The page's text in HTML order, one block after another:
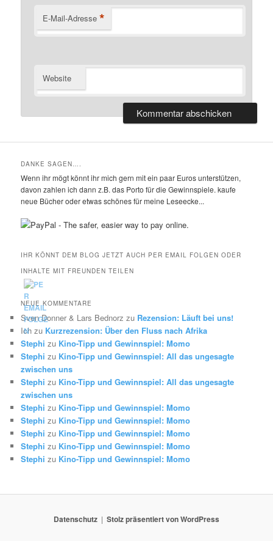
E-Mail-Adresse *
Website
DANKE SAGEN….
Wenn ihr mögt könnt ihr mich gern mit ein paar Euros unterstützen,
davon zahlen ich dann z.B. das Porto für die Gewinnspiele. kaufe
neue Bücher oder etwas schönes für meine Leseecke...
IHR KÖNNT DEM BLOG JETZT AUCH PER EMAIL FOLGEN ODER
INHALTE MIT FREUNDEN TEILEN
NEUE KOMMENTARE
Sven Donner & Lars Bednorz zu Rezension: Läuft bei uns!
Ich zu Kurzrezension: Über den Fluss nach Afrika
Stephi zu Kino-Tipp und Gewinnspiel: Momo
Stephi zu Kino-Tipp und Gewinnspiel: All das ungesagte
zwischen uns
Stephi zu Kino-Tipp und Gewinnspiel: All das ungesagte
zwischen uns
Stephi zu Kino-Tipp und Gewinnspiel: Momo
Stephi zu Kino-Tipp und Gewinnspiel: Momo
Stephi zu Kino-Tipp und Gewinnspiel: Momo
Stephi zu Kino-Tipp und Gewinnspiel: Momo
Stephi zu Kino-Tipp und Gewinnspiel: Momo
Datenschutz Stolz präsentiert von WordPress